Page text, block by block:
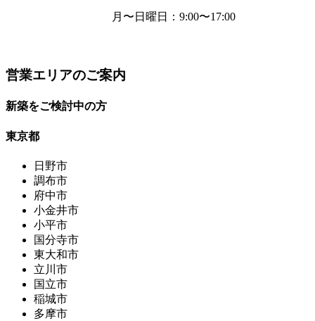
月〜日曜日 ：9:00〜17:00
営業エリアのご案内
新築をご検討中の方
東京都
日野市
調布市
府中市
小金井市
小平市
国分寺市
東大和市
立川市
国立市
稲城市
多摩市